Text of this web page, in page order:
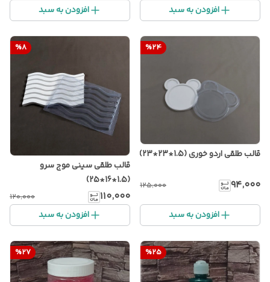
افزودن به سبد افزودن به سبد
%24
قالب طلقی اردو خوری (1.5*23*23)
۹۴٬۰۰۰ ۱۲۵٬۰۰۰
افزودن به سبد
%8
قالب طلقی سینی موج سرو
(1.5*16*25)
۱۱۰٬۰۰۰ ۱۲۰٬۰۰۰
افزودن به سبد
%25
%27